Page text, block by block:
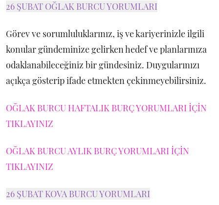
26 ŞUBAT OĞLAK BURCU YORUMLARI
Görev ve sorumluluklarınız, iş ve kariyerinizle ilgili
konular gündeminize gelirken hedef ve planlarınıza
odaklanabileceğiniz bir gündesiniz. Duygularınızı
açıkça gösterip ifade etmekten çekinmeyebilirsiniz.
OĞLAK BURCU HAFTALIK BURÇ YORUMLARI İÇİN
TIKLAYINIZ
OĞLAK BURCU AYLIK BURÇ YORUMLARI İÇİN
TIKLAYINIZ
26 ŞUBAT KOVA BURCU YORUMLARI